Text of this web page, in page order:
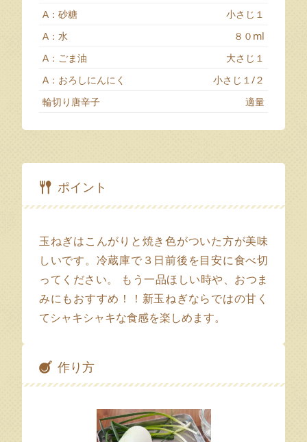
A：砂糖
小さじ１
A：水
８０ml
A：ごま油
大さじ１
A：おろしにんにく
小さじ１/２
輪切り唐辛子
適量
ポイント
玉ねぎはこんがりと焼き色がついた方が美味
しいです。冷蔵庫で３日前後を目安に食べ切
ってください。 もう一品ほしい時や、おつま
みにもおすすめ！！新玉ねぎならではの甘く
てシャキシャキな食感を楽しめます。
作り方